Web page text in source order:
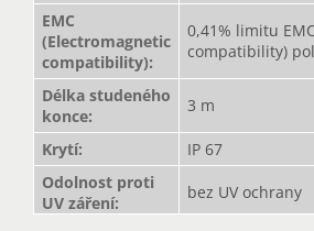
EMC
(Electromagnetic
compatibility):
0,41% limitu
compatibility)
Délka studeného
konce:
3 m
Krytí:
IP 67
Odolnost proti
UV záření:
bez UV ochrany